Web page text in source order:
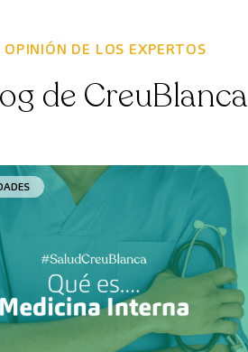
OPINIÓN DE LOS EXPERTOS
de CreuBlanca